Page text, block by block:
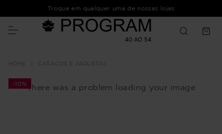
Troque em qualquer uma de nossas lojas
CASACOS E JAQUETAS
There was a problem loading your image
-10%